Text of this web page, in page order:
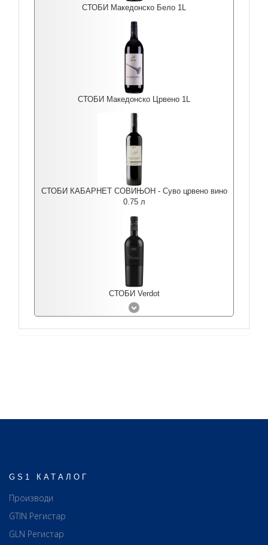
СТОБИ Македонско Бело 1L
СТОБИ Македонско Црвено 1L
СТОБИ КАБАРНЕТ СОВИЊОН - Суво црвено вино
0.75 л
СТОБИ Verdot
GS1 КАТАЛОГ
Производи
GTIN Регистар
GLN Регистар